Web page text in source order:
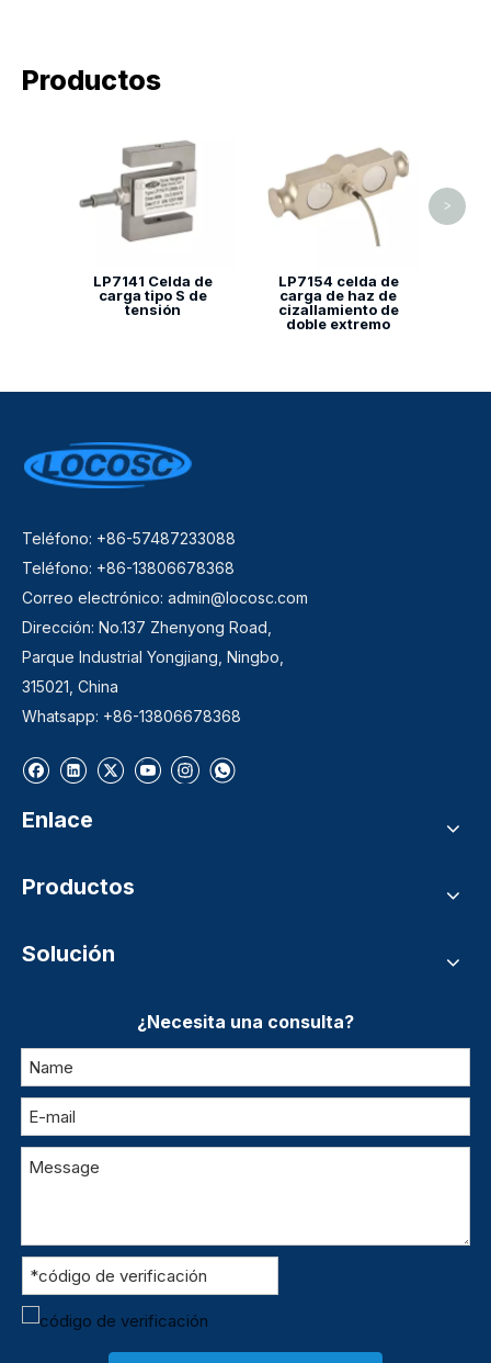
Productos
LP7141 Celda de
carga tipo S de
tensión
LP7154 celda de
carga de haz de
cizallamiento de
doble extremo
>
Teléfono: +86-57487233088
Teléfono: +86-13806678368
Correo electrónico: admin@locosc.com
Dirección: No.137 Zhenyong Road,
Parque Industrial Yongjiang, Ningbo,
315021, China
Whatsapp: +86-13806678368
Enlace
Productos
Solución
¿Necesita una consulta?